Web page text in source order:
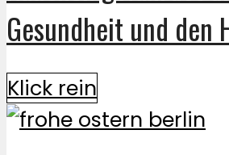
Gesundheit und den
Klick rein